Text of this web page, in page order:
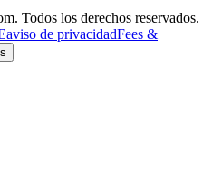
Todos los derechos reservados.
aviso de privacidadFees &